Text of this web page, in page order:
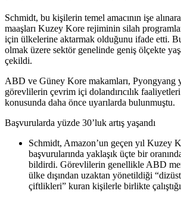
Schmidt, bu kişilerin temel amacının işe
maaşları Kuzey Kore rejiminin silah
için ülkelerine aktarmak olduğunu ifade etti.
olmak üzere sektör genelinde geniş ölçekte
çekildi.
ABD ve Güney Kore makamları, Pyongyang
görevlilerin çevrim içi dolandırıcılık
konusunda daha önce uyarılarda bulunmuştu.
Başvurularda yüzde 30’luk artış yaşandı
Schmidt, Amazon’un geçen yıl Kuzey
başvurularında yaklaşık üçte bir
bildirdi. Görevlilerin genellikle ABD
ülke dışından uzaktan yönetildiği
çiftlikleri” kuran kişilerle birlikte